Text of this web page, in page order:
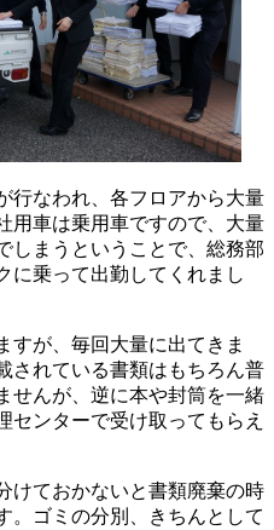
なわれ、各フロアから大量
用車は乗用車ですので、大量
しまうということで、総務部
に乗って出勤してくれまし
が、毎回大量に出てきま
されている書類はもちろん普
せんが、逆に本や封筒を一緒
センターで受け取ってもらえ
ておかないと書類廃棄の時
。ゴミの分別、きちんとして